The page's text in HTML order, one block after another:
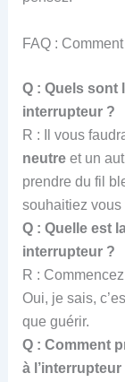
FAQ :
Q : Quels sont
interrupteur ?
R : Il vous
neutreet un
prendre du fil
souhaitiez
Q : Quelle est
interrupteur ?
R :
Oui, je sais,
que guérir.
Q : Comment
à l’interrupteur